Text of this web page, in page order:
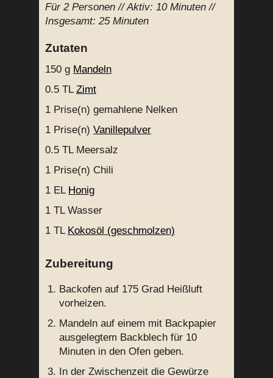
Für 2 Personen // Aktiv: 10 Minuten //
Insgesamt: 25 Minuten
Zutaten
150 g Mandeln
0.5 TL Zimt
1 Prise(n) gemahlene Nelken
1 Prise(n) Vanillepulver
0.5 TL Meersalz
1 Prise(n) Chili
1 EL Honig
1 TL Wasser
1 TL Kokosöl (geschmolzen)
Zubereitung
Backofen auf 175 Grad Heißluft
vorheizen.
Mandeln auf einem mit Backpapier
ausgelegtem Backblech für 10
Minuten in den Ofen geben.
In der Zwischenzeit die Gewürze